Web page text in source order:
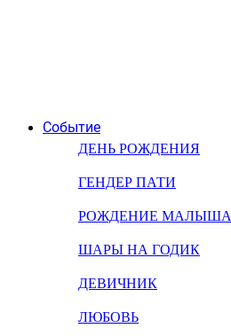
Событие
ДЕНЬ РОЖДЕНИЯ
ГЕНДЕР ПАТИ
РОЖДЕНИЕ МАЛЫША
ШАРЫ НА ГОДИК
ДЕВИЧНИК
ЛЮБОВЬ